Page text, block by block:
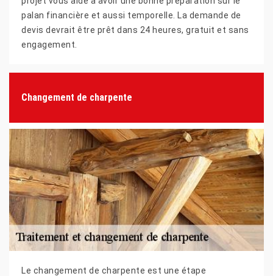
palan financière et aussi temporelle. La demande de
devis devrait être prêt dans 24 heures, gratuit et sans
engagement.
Changement de charpente
Le changement de charpente est une étape